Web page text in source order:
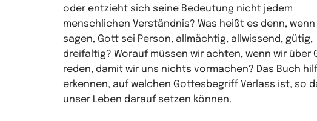
oder entzieht sich seine Bedeutung nicht jedem
menschlichen Verständnis? Was heißt es denn, wenn
sagen, Gott sei Person, allmächtig, allwissend, gütig,
dreifaltig? Worauf müssen wir achten, wenn wir über
reden, damit wir uns nichts vormachen? Das Buch
erkennen, auf welchen Gottesbegriff Verlass ist, so
unser Leben darauf setzen können.